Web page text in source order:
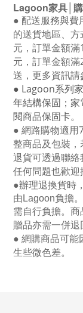
Lagoon家具│
● 配送服務與費
的送貨地區、
元，訂單金額滿
元，訂單金額滿
送，更多資訊請
● Lagoon系列
年結構保固；家
閱商品保固卡。
● 網路購物適用
整商品及包裝，
退貨可透過聯
任何問題也歡
●辦理退換貨時
由Lagoon負擔
需自行負擔。
贈品亦需一併退
● 網購商品可能
生些微色差。